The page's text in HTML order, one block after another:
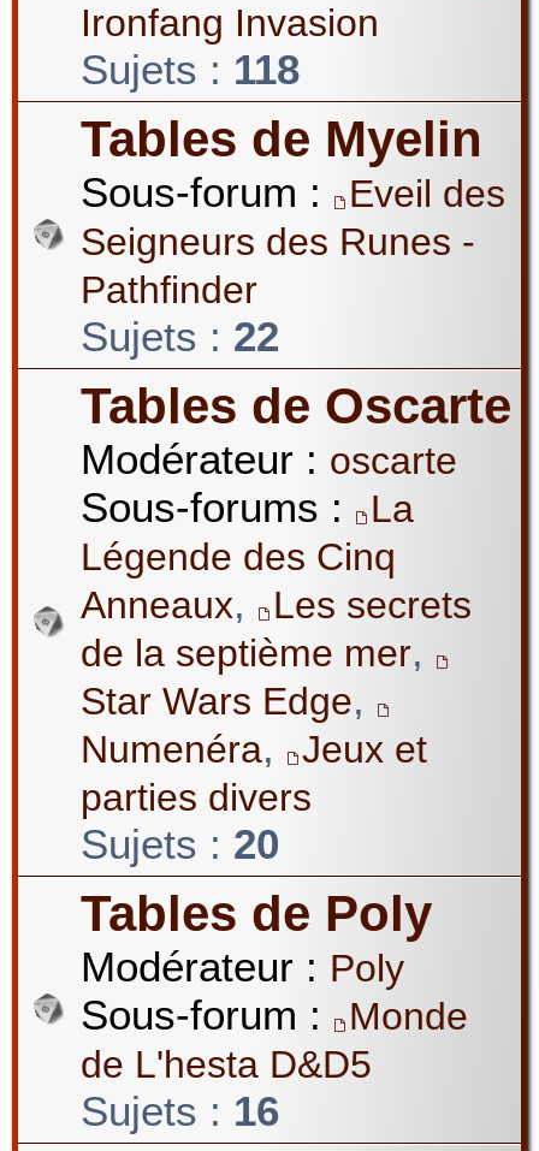
Ironfang Invasion
Sujets : 118
Tables de Myelin
Sous-forum :
Eveil des
Seigneurs des Runes -
Pathfinder
Sujets : 22
Tables de Oscarte
Modérateur : oscarte
Sous-forums :
La
Légende des Cinq
Anneaux,
Les secrets
de la septième mer,
Star Wars Edge,
Numenéra,
Jeux et
parties divers
Sujets : 20
Tables de Poly
Modérateur : Poly
Sous-forum :
Monde
de L'hesta D&D5
Sujets : 16